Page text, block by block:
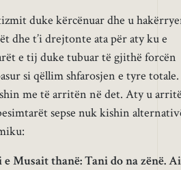
duke kërcënuar dhe u
dhe t’i drejtonte ata për aty ku e
e tij duke tubuar të gjithë forcën
si qëllim shfarosjen e tyre totale.
me të arritën në det. Aty u
sepse nuk kishin
Musait thanë: Tani do na zënë. Ai